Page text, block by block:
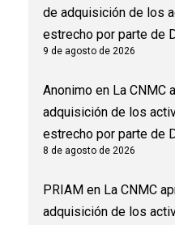
de adquisición de los
estrecho por parte de
9 de agosto de 2026
Anonimo en La CNMC
adquisición de los
estrecho por parte de
8 de agosto de 2026
PRIAM en La CNMC
adquisición de los